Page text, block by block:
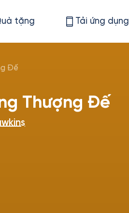
tặng Tải ứng dụng
Đế
Thượng Đế